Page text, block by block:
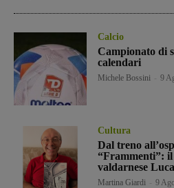
Calcio
Campionato di
calendari
Michele Bossini 9
Cultura
Dal treno
“Frammenti”:
valdarnese
Martina Giardi 9